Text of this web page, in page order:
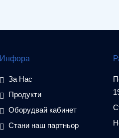
Инфора
За Нас
Продукти
Оборудвай кабинет
Стани наш партньор